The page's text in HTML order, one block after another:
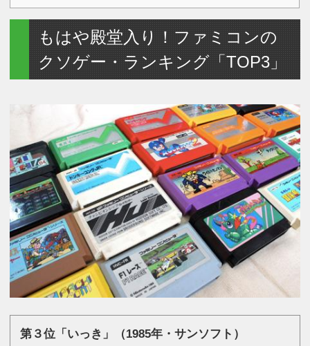
もはや殿堂入り！ファミコンの
クソゲー・ランキング「TOP3」
第３位「いっき」（1985年・サンソフト）